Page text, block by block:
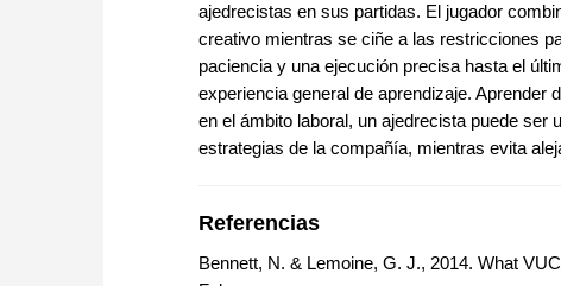
ajedrecistas en sus partidas. El jugador
creativo mientras se ciñe a las restricciones
paciencia y una ejecución precisa hasta el
experiencia general de aprendizaje. Aprender
en el ámbito laboral, un ajedrecista puede ser
estrategias de la compañía, mientras evita
Referencias
Bennett, N. & Lemoine, G. J., 2014. What